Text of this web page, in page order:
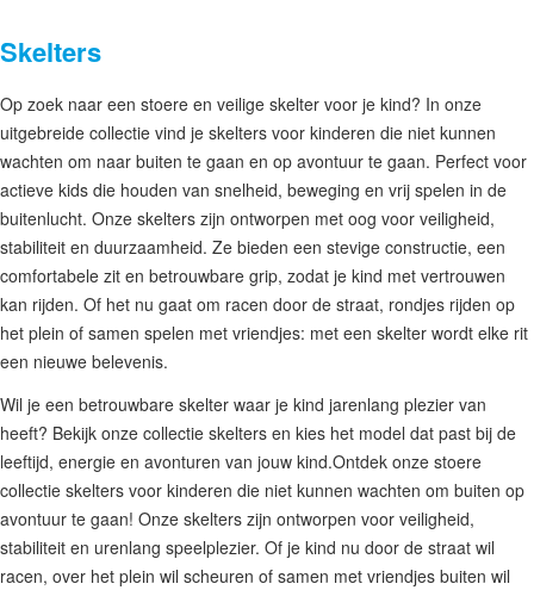
Skelters
Op zoek naar een stoere en veilige skelter voor je kind? In onze
uitgebreide collectie vind je skelters voor kinderen die niet kunnen
wachten om naar buiten te gaan en op avontuur te gaan. Perfect voor
actieve kids die houden van snelheid, beweging en vrij spelen in de
buitenlucht. Onze skelters zijn ontworpen met oog voor veiligheid,
stabiliteit en duurzaamheid. Ze bieden een stevige constructie, een
comfortabele zit en betrouwbare grip, zodat je kind met vertrouwen
kan rijden. Of het nu gaat om racen door de straat, rondjes rijden op
het plein of samen spelen met vriendjes: met een skelter wordt elke rit
een nieuwe belevenis.
Wil je een betrouwbare skelter waar je kind jarenlang plezier van
heeft? Bekijk onze collectie skelters en kies het model dat past bij de
leeftijd, energie en avonturen van jouw kind.Ontdek onze stoere
collectie skelters voor kinderen die niet kunnen wachten om buiten op
avontuur te gaan! Onze skelters zijn ontworpen voor veiligheid,
stabiliteit en urenlang speelplezier. Of je kind nu door de straat wil
racen, over het plein wil scheuren of samen met vriendjes buiten wil